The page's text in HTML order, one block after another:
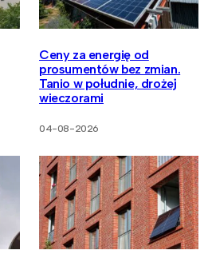
Ceny za energię od
prosumentów bez zmian.
Tanio w południe, drożej
wieczorami
04-08-2026